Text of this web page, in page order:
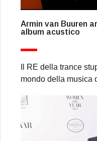
Armin van Buuren
album acustico
Il RE della trance
mondo della musica